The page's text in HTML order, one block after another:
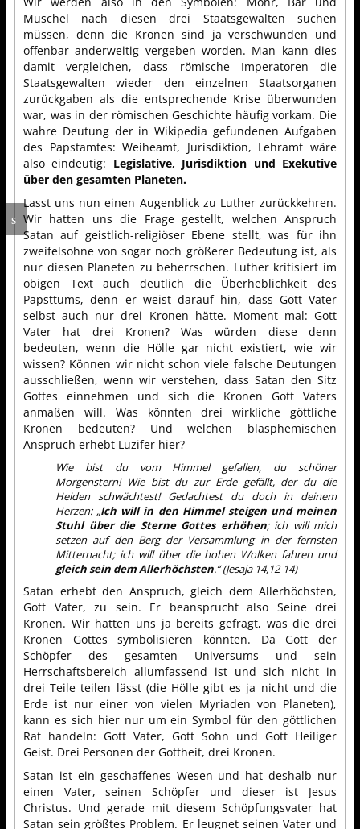
Muschel nach diesen drei Staatsgewalten suchen
müssen, denn die Kronen sind ja verschwunden und
offenbar anderweitig vergeben worden. Man kann dies
damit vergleichen, dass römische Imperatoren die
Staatsgewalten wieder den einzelnen Staatsorganen
zurückgaben als die entsprechende Krise überwunden
war, was in der römischen Geschichte häufig vorkam. Die
wahre Deutung der in Wikipedia gefundenen Aufgaben
des Papstamtes: Weiheamt, Jurisdiktion, Lehramt wäre
also eindeutig: Legislative, Jurisdiktion und Exekutive
über den gesamten Planeten.
Lasst uns nun einen Augenblick zu Luther zurückkehren.
Wir hatten uns die Frage gestellt, welchen Anspruch
Satan auf geistlich-religiöser Ebene stellt, was für ihn
zweifelsohne von sogar noch größerer Bedeutung ist, als
nur diesen Planeten zu beherrschen. Luther kritisiert im
obigen Text auch deutlich die Überheblichkeit des
Papsttums, denn er weist darauf hin, dass Gott Vater
selbst auch nur drei Kronen hätte. Moment mal: Gott
Vater hat drei Kronen? Was würden diese denn
bedeuten, wenn die Hölle gar nicht existiert, wie wir
wissen? Können wir nicht schon viele falsche Deutungen
ausschließen, wenn wir verstehen, dass Satan den Sitz
Gottes einnehmen und sich die Kronen Gott Vaters
anmaßen will. Was könnten drei wirkliche göttliche
Kronen bedeuten? Und welchen blasphemischen
Anspruch erhebt Luzifer hier?
Wie bist du vom Himmel gefallen, du schöner
Morgenstern! Wie bist du zur Erde gefällt, der du die
Heiden schwächtest! Gedachtest du doch in deinem
Herzen: „Ich will in den Himmel steigen und meinen
Stuhl über die Sterne Gottes erhöhen; ich will mich
setzen auf den Berg der Versammlung in der fernsten
Mitternacht; ich will über die hohen Wolken fahren und
gleich sein dem Allerhöchsten.“ (Jesaja 14,12-14)
Satan erhebt den Anspruch, gleich dem Allerhöchsten,
Gott Vater, zu sein. Er beansprucht also Seine drei
Kronen. Wir hatten uns ja bereits gefragt, was die drei
Kronen Gottes symbolisieren könnten. Da Gott der
Schöpfer des gesamten Universums und sein
Herrschaftsbereich allumfassend ist und sich nicht in
drei Teile teilen lässt (die Hölle gibt es ja nicht und die
Erde ist nur einer von vielen Myriaden von Planeten),
kann es sich hier nur um ein Symbol für den göttlichen
Rat handeln: Gott Vater, Gott Sohn und Gott Heiliger
Geist. Drei Personen der Gottheit, drei Kronen.
Satan ist ein geschaffenes Wesen und hat deshalb nur
einen Vater, seinen Schöpfer und dieser ist Jesus
Christus. Und gerade mit diesem Schöpfungsvater hat
Satan sein größtes Problem. Er leugnet seinen Vater und